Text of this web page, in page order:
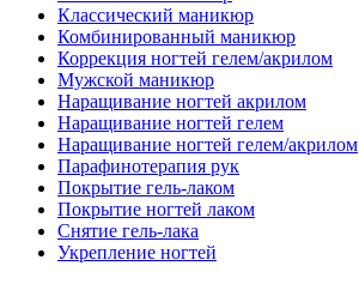
Классический маникюр
Комбинированный маникюр
Коррекция ногтей гелем/акрилом
Мужской маникюр
Наращивание ногтей акрилом
Наращивание ногтей гелем
Наращивание ногтей гелем/акрилом
Парафинотерапия рук
Покрытие гель-лаком
Покрытие ногтей лаком
Снятие гель-лака
Укрепление ногтей